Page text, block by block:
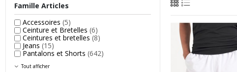
Famille Articles
Accessoires (5)
Ceinture et Bretelles (6)
Ceintures et bretelles (8)
Jeans (15)
Pantalons et Shorts (642)
Tout afficher